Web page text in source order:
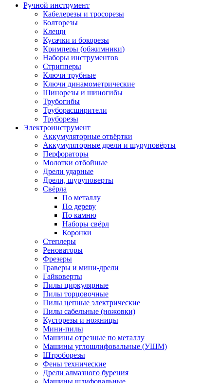
Ручной инструмент
Кабелерезы и тросорезы
Болторезы
Клещи
Кусачки и бокорезы
Кримперы (обжимники)
Наборы инструментов
Стрипперы
Ключи трубные
Ключи динамометрические
Шинорезы и шиногибы
Трубогибы
Труборасширители
Труборезы
Электроинструмент
Аккумуляторные отвёртки
Аккумуляторные дрели и шуруповёрты
Перфораторы
Молотки отбойные
Дрели ударные
Дрели, шуруповерты
Свёрла
По металлу
По дереву
По камню
Наборы свёрл
Коронки
Степлеры
Реноваторы
Фрезеры
Граверы и мини-дрели
Гайковерты
Пилы циркулярные
Пилы торцовочные
Пилы цепные электрические
Пилы сабельные (ножовки)
Кусторезы и ножницы
Мини-пилы
Машины отрезные по металлу
Машины углошлифовальные (УШМ)
Штроборезы
Фены технические
Дрели алмазного бурения
Машины шлифовальные